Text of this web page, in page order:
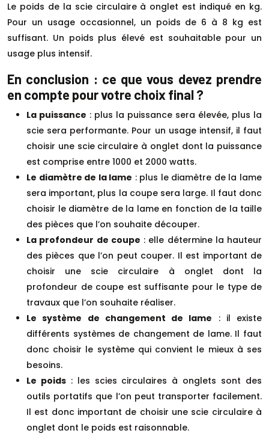
Le poids de la scie circulaire à onglet est indiqué en kg.
Pour un usage occasionnel, un poids de 6 à 8 kg est
suffisant. Un poids plus élevé est souhaitable pour un
usage plus intensif.
En conclusion : ce que vous devez prendre
en compte pour votre choix final ?
La puissance : plus la puissance sera élevée, plus la
scie sera performante. Pour un usage intensif, il faut
choisir une scie circulaire à onglet dont la puissance
est comprise entre 1000 et 2000 watts.
Le diamètre de la lame : plus le diamètre de la lame
sera important, plus la coupe sera large. Il faut donc
choisir le diamètre de la lame en fonction de la taille
des pièces que l’on souhaite découper.
La profondeur de coupe : elle détermine la hauteur
des pièces que l’on peut couper. Il est important de
choisir une scie circulaire à onglet dont la
profondeur de coupe est suffisante pour le type de
travaux que l’on souhaite réaliser.
Le système de changement de lame : il existe
différents systèmes de changement de lame. Il faut
donc choisir le système qui convient le mieux à ses
besoins.
Le poids: les scies circulaires à onglets sont des
outils portatifs que l’on peut transporter facilement.
Il est donc important de choisir une scie circulaire à
onglet dont le poids est raisonnable.